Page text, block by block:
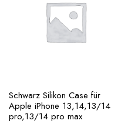
Schwarz Silikon Case für
Apple iPhone 13,14,13/14
pro,13/14 pro max